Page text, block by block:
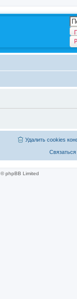
Удалить cookies
phpBB Limited